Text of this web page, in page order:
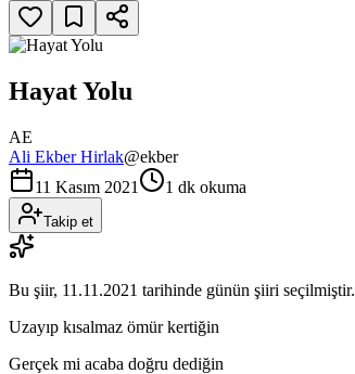
Hayat Yolu
AE
Ali Ekber Hirlak@ekber
11 Kasım 2021
1 dk okuma
Takip et
Bu şiir, 11.11.2021 tarihinde günün şiiri seçilmiştir.
Uzayıp kısalmaz ömür kertiğin
Gerçek mi acaba doğru dediğin